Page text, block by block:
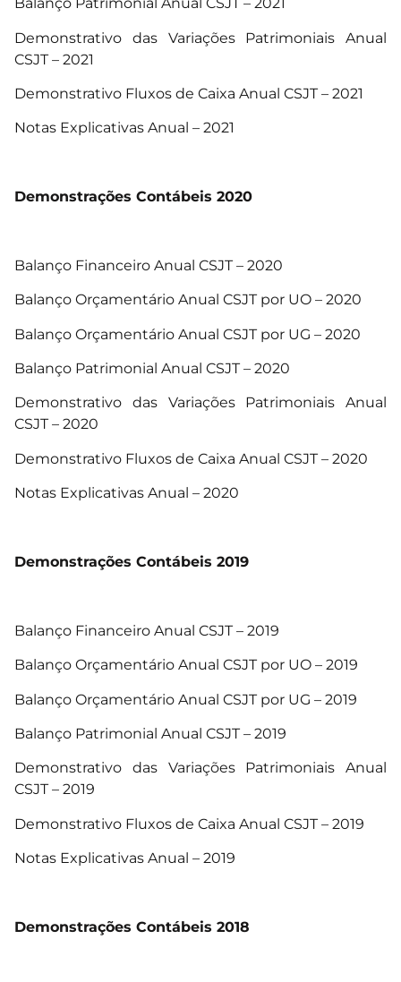
Demonstrativo das Variações Patrimoniais Anual
CSJT – 2021
Demonstrativo Fluxos de Caixa Anual CSJT – 2021
Notas Explicativas Anual – 2021
Demonstrações Contábeis 2020
Balanço Financeiro Anual CSJT – 2020
Balanço Orçamentário Anual CSJT por UO – 2020
Balanço Orçamentário Anual CSJT por UG – 2020
Balanço Patrimonial Anual CSJT – 2020
Demonstrativo das Variações Patrimoniais Anual
CSJT – 2020
Demonstrativo Fluxos de Caixa Anual CSJT – 2020
Notas Explicativas Anual – 2020
Demonstrações Contábeis 2019
Balanço Financeiro Anual CSJT – 2019
Balanço Orçamentário Anual CSJT por UO – 2019
Balanço Orçamentário Anual CSJT por UG – 2019
Balanço Patrimonial Anual CSJT – 2019
Demonstrativo das Variações Patrimoniais Anual
CSJT – 2019
Demonstrativo Fluxos de Caixa Anual CSJT – 2019
Notas Explicativas Anual – 2019
Demonstrações Contábeis 2018